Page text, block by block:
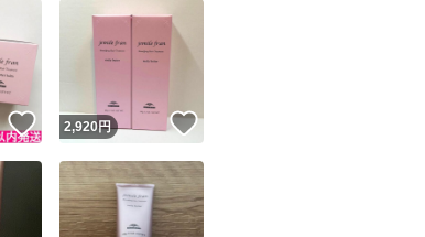
ユーザーの実績について
た一定の基準を満たしたユーザーにバッジを付与しています
この商品の情報をコピーします
いいね！
2,920円 いいね！